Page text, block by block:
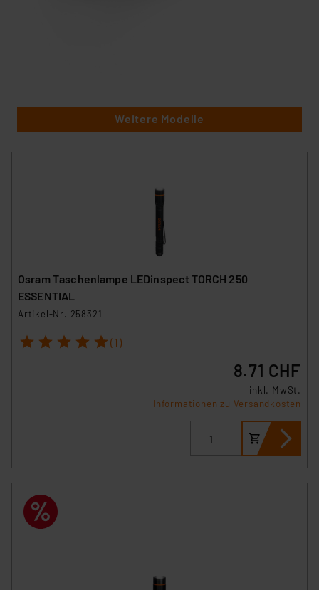
Weitere Modelle
Osram Taschenlampe LEDinspect TORCH 250
ESSENTIAL
Artikel-Nr. 258321
1 2 3 4 5 (1)
8.71 CHF
inkl. MwSt.
Informationen zu Versandkosten